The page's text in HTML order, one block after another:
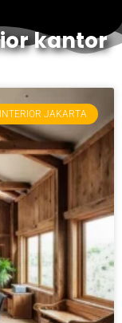
kantor
JAKARTA